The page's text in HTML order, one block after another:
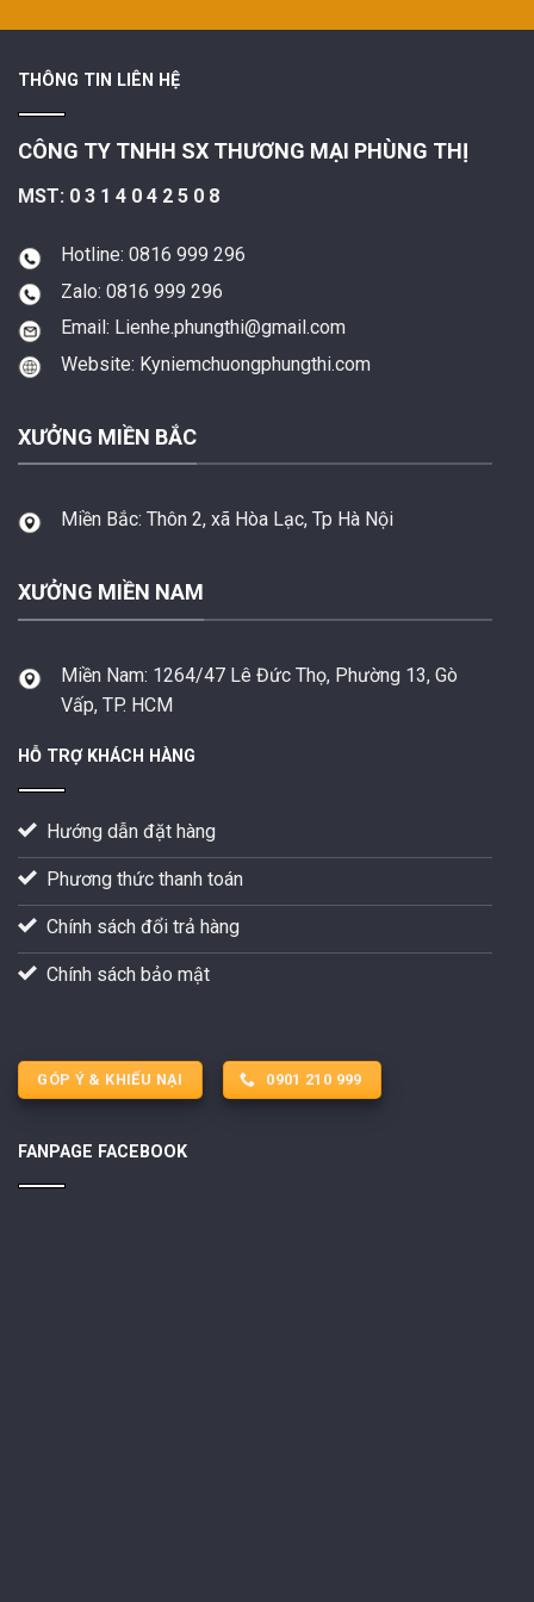
THÔNG TIN LIÊN HỆ
CÔNG TY TNHH SX THƯƠNG MẠI PHÙNG THỊ
MST: 0 3 1 4 0 4 2 5 0 8
Hotline: 0816 999 296
Zalo: 0816 999 296
Email: Lienhe.phungthi@gmail.com
Website: Kyniemchuongphungthi.com
XƯỞNG MIỀN BẮC
Miền Bắc: Thôn 2, xã Hòa Lạc, Tp Hà Nội
XƯỞNG MIỀN NAM
Miền Nam: 1264/47 Lê Đức Thọ, Phường 13, Gò
Vấp, TP. HCM
HỖ TRỢ KHÁCH HÀNG
Hướng dẫn đặt hàng
Phương thức thanh toán
Chính sách đổi trả hàng
Chính sách bảo mật
GÓP Ý & KHIẾU NẠI 0901 210 999
FANPAGE FACEBOOK